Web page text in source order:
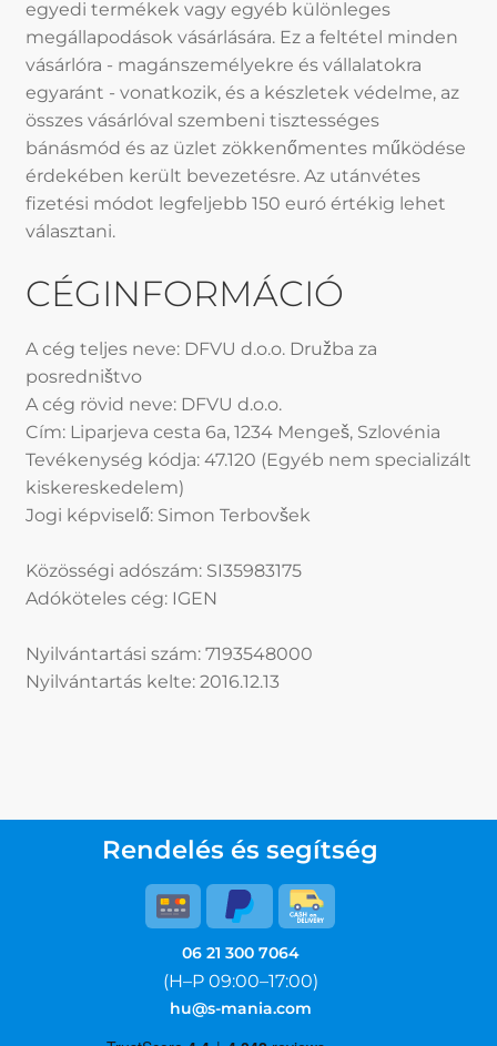
egyedi termékek vagy egyéb különleges
megállapodások vásárlására. Ez a feltétel minden
vásárlóra - magánszemélyekre és vállalatokra
egyaránt - vonatkozik, és a készletek védelme, az
összes vásárlóval szembeni tisztességes
bánásmód és az üzlet zökkenőmentes működése
érdekében került bevezetésre. Az utánvétes
fizetési módot legfeljebb 150 euró értékig lehet
választani.
CÉGINFORMÁCIÓ
A cég teljes neve: DFVU d.o.o. Družba za
posredništvo
A cég rövid neve: DFVU d.o.o.
Cím: Liparjeva cesta 6a, 1234 Mengeš, Szlovénia
Tevékenység kódja: 47.120 (Egyéb nem specializált
kiskereskedelem)
Jogi képviselő: Simon Terbovšek
Közösségi adószám: SI35983175
Adóköteles cég: IGEN
Nyilvántartási szám: 7193548000
Nyilvántartás kelte: 2016.12.13
Rendelés és segítség
06 21 300 7064
(H–P 09:00–17:00)
hu@s-mania.com